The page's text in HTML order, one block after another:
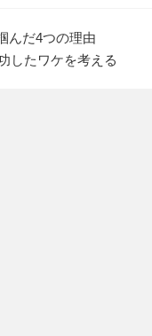
んだ4つの理由
したワケを考える